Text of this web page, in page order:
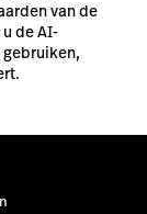
van de
de AI-